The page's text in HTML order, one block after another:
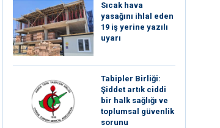
Sıcak hava
yasağını ihlal eden
19 iş yerine yazılı
uyarı
Tabipler Birliği:
Şiddet artık ciddi
bir halk sağlığı ve
toplumsal güvenlik
sorunu